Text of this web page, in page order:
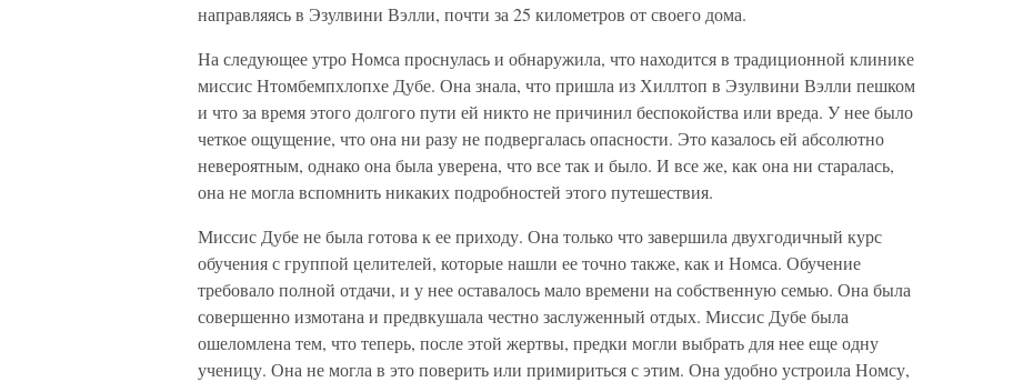
направляясь в Эзулвини Вэлли, почти за 25 километров от своего дома.
На следующее утро Номса проснулась и обнаружила, что находится в традиционной клинике
миссис Нтомбемпхлопхе Дубе. Она знала, что пришла из Хиллтоп в Эзулвини Вэлли пешком
и что за время этого долгого пути ей никто не причинил беспокойства или вреда. У нее было
четкое ощущение, что она ни разу не подвергалась опасности. Это казалось ей абсолютно
невероятным, однако она была уверена, что все так и было. И все же, как она ни старалась,
она не могла вспомнить никаких подробностей этого путешествия.
Миссис Дубе не была готова к ее приходу. Она только что завершила двухгодичный курс
обучения с группой целителей, которые нашли ее точно также, как и Номса. Обучение
требовало полной отдачи, и у нее оставалось мало времени на собственную семью. Она была
совершенно измотана и предвкушала честно заслуженный отдых. Миссис Дубе была
ошеломлена тем, что теперь, после этой жертвы, предки могли выбрать для нее еще одну
ученицу. Она не могла в это поверить или примириться с этим. Она удобно устроила Номсу,